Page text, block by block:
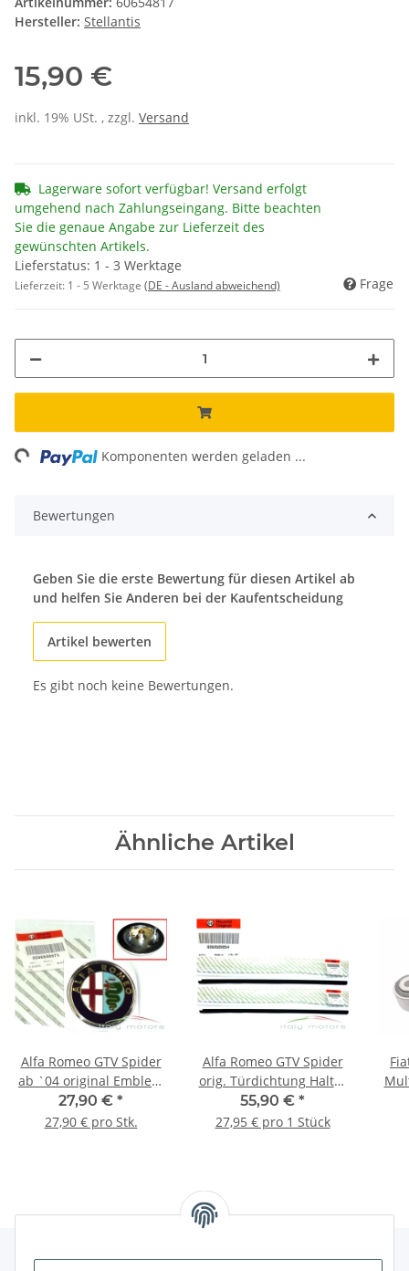
Hersteller: Stellantis
15,90 €
inkl. 19% USt. , zzgl. Versand
Lagerware sofort verfügbar! Versand erfolgt
umgehend nach Zahlungseingang. Bitte beachten
Sie die genaue Angabe zur Lieferzeit des
gewünschten Artikels.
Lieferstatus: 1 - 3 Werktage
Lieferzeit: 1 - 5 Werktage (DE - Ausland abweichend) Frage
Komponenten werden geladen ...
Bewertungen
Geben Sie die erste Bewertung für diesen Artikel ab
und helfen Sie Anderen bei der Kaufentscheidung
Artikel bewerten
Es gibt noch keine Bewertungen.
Ähnliche Artikel
Alfa Romeo GTV Spider
ab `04 original Emblem
Kühlergrill Scudetto
vorne 46558973
27,90 € *
27,90 € pro Stk.
Alfa Romeo GTV Spider
orig. Türdichtung Halter
Halterung Schiene
60589854 - 2er
55,90 € *
27,95 € pro 1 Stück